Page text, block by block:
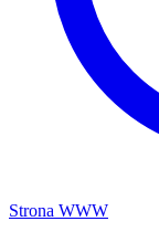
Strona WWW